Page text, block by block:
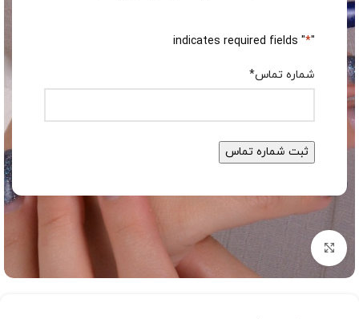
"
*
" indicates required fields
شماره تماس*
برای بزرگنمایی کلیک کنید